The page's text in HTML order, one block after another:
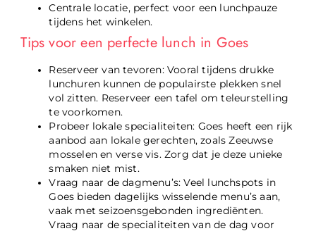
Centrale locatie, perfect voor een lunchpauze
tijdens het winkelen.
Tips voor een perfecte lunch in Goes
Reserveer van tevoren: Vooral tijdens drukke
lunchuren kunnen de populairste plekken snel
vol zitten. Reserveer een tafel om teleurstelling
te voorkomen.
Probeer lokale specialiteiten: Goes heeft een rijk
aanbod aan lokale gerechten, zoals Zeeuwse
mosselen en verse vis. Zorg dat je deze unieke
smaken niet mist.
Vraag naar de dagmenu’s: Veel lunchspots in
Goes bieden dagelijks wisselende menu’s aan,
vaak met seizoensgebonden ingrediënten.
Vraag naar de specialiteiten van de dag voor